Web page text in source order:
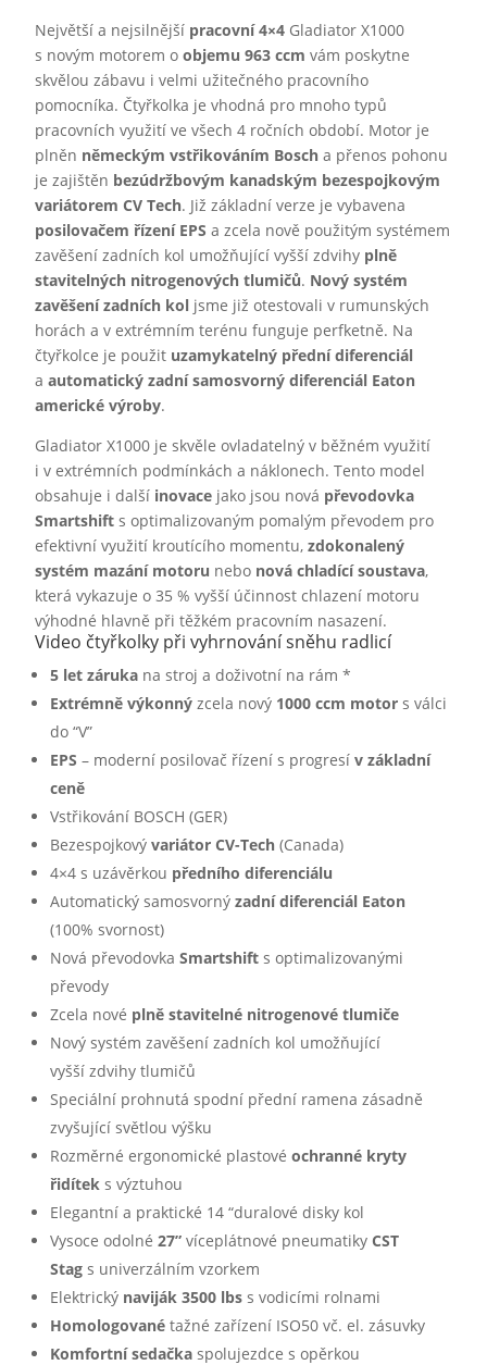
Největší a nejsilnější pracovní 4×4 Gladiator X1000
s novým motorem oobjemu 963 ccm vám poskytne
skvělou zábavu i velmi užitečného pracovního
pomocníka. Čtyřkolka je vhodná pro mnoho typů
pracovních využití ve všech 4 ročních období. Motor je
plněn německým vstřikováním Bosch a přenos pohonu
je zajištěn bezúdržbovým kanadským bezespojkovým
variátorem CV Tech. Již základní verze je vybavena
posilovačem řízení EPS a zcela nově použitým systémem
zavěšení zadních kol umožňující vyšší zdvihy plně
stavitelných nitrogenových tlumičů. Nový systém
zavěšení zadních kol jsme již otestovali v rumunských
horách a v extrémním terénu funguje perfketně. Na
čtyřkolce je použit uzamykatelný přední diferenciál
aautomatický zadní samosvorný diferenciál Eaton
americké výroby.
Gladiator X1000 je skvěle ovladatelný v běžném využití
i v extrémních podmínkách a náklonech. Tento model
obsahuje i další inovace jako jsou nová převodovka
Smartshift s optimalizovaným pomalým převodem pro
efektivní využití kroutícího momentu,zdokonalený
systém mazání motoru nebo nová chladící soustava,
která vykazuje o 35 % vyšší účinnost chlazení motoru
výhodné hlavně při těžkém pracovním nasazení.
Video čtyřkolky při vyhrnování sněhu radlicí
5 let záruka na stroj a doživotní na rám *
Extrémně výkonnýzcela nový 1000 ccm motors válci
do “V”
EPS– moderní posilovač řízení s progresív základní
ceně
Vstřikování BOSCH (GER)
Bezespojkovývariátor CV-Tech (Canada)
4×4 s uzávěrkou předního diferenciálu
Automatický samosvornýzadní diferenciál Eaton
(100% svornost)
Nová převodovkaSmartshifts optimalizovanými
převody
Zcela nové plně stavitelné nitrogenové tlumiče
Nový systém zavěšení zadních kol umožňující
vyšší zdvihy tlumičů
Speciální prohnutá spodní přední ramena zásadně
zvyšující světlou výšku
Rozměrné ergonomické plastovéochranné kryty
řidítek s výztuhou
Elegantní a praktické 14 “duralové disky kol
Vysoce odolné27”víceplátnové pneumatikyCST
Stags univerzálním vzorkem
Elektrický naviják 3500 lbs s vodicími rolnami
Homologované tažné zařízení ISO50 vč. el. zásuvky
Komfortní sedačkaspolujezdce s opěrkou